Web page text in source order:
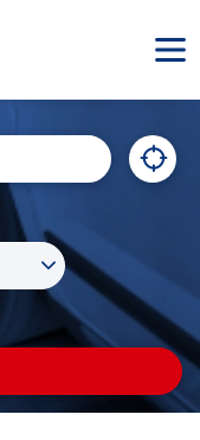
À
,